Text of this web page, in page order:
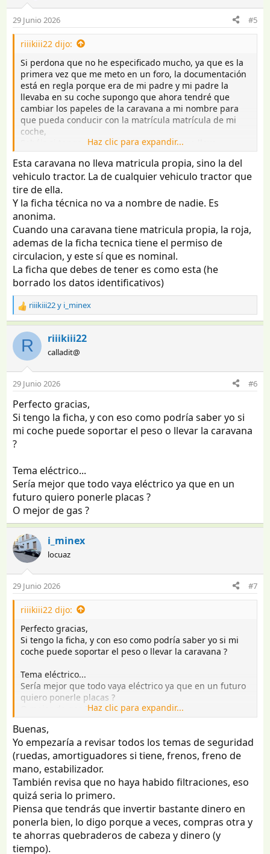
29 Junio 2026 #5
riiikiii22 dijo:
Si perdona que no he especificado mucho, ya que es la
primera vez que me meto en un foro, la documentación
está en regla porque era de mi padre y mi padre la
llevaba en su coche supongo que ahora tendré que
cambiar los papeles de la caravana a mi nombre para
que pueda conducir con la matrícula matrícula de mi
coche,
Sabéis si tengo que avisar a mi seguro que llevo
remolque o sería lo aconsejable?
Si la caravana es como un remolque pesa menos de 750.
Entonces mi intención es arreglarla poco a poco para
tener una gran caravana y poder viajar con ella.
Haz clic para expandir...
Esta caravana no lleva matricula propia, sino la del
vehiculo tractor. La de cualquier vehiculo tractor que
tire de ella.
Y la ficha técnica no va a nombre de nadie. Es
anonima.
Cuando una caravana tiene matricula propia, la roja,
ademas de la ficha tecnica tiene el permiso de
circulacion, y este sí que es nominal.
La ficha que debes de tener es como esta (he
borrado los datos identificativos)
R
e
a
o
n
s
:
riiikiii22y i_minex
R riiikiii22
calladit@
29 Junio 2026 #6
Perfecto gracias,
Si tengo la ficha, y con eso como podría saber yo si
mi coche puede soportar el peso o llevar la caravana
?
Tema eléctrico...
Sería mejor que todo vaya eléctrico ya que en un
futuro quiero ponerle placas ?
O mejor de gas ?
i_minex
locuaz
29 Junio 2026 #7
riiikiii22 dijo:
Perfecto gracias,
Si tengo la ficha, y con eso como podría saber yo si mi
coche puede soportar el peso o llevar la caravana ?
Tema eléctrico...
Sería mejor que todo vaya eléctrico ya que en un futuro
quiero ponerle placas ?
O mejor de gas ?Haz clic para expandir...
Buenas,
Yo empezaría a revisar todos los temas de seguridad
(ruedas, amortiguadores si tiene, frenos, freno de
mano, estabilizador.
También revisa que no haya habido filtraciones, eso
quizá seria lo primero.
Piensa que tendrás que invertir bastante dinero en
ponerla bien, lo digo porque a veces, compras otra y
te ahorras quebraderos de cabeza y dinero (y
tiempo).